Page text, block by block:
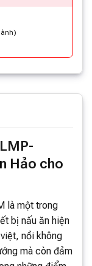
Hảo cho
là một trong
bị nấu ăn hiện
nồi không
mà còn đảm